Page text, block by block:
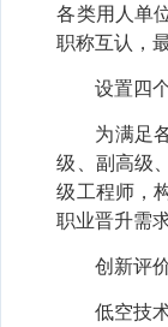
各类用人单
职称互认，
设置四
为满足
级、副高级
级工程师，
职业晋升需
创新评
低空技